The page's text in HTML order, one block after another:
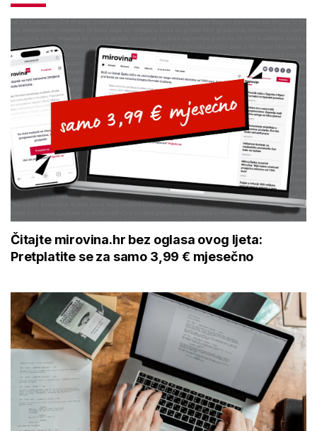
Čitajte mirovina.hr bez oglasa ovog ljeta:
Pretplatite se za samo 3,99 € mjesečno